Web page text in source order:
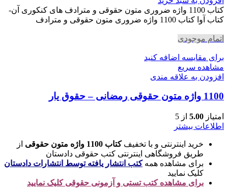
730,000 تومان
بود.
642,400 تومان
است.
کتاب 1100 واژه ضروری متون حقوقی و مترادف های کنکوری آن-
کتاب آوا کتاب 1100 واژه ضروری متون حقوقی و مترادف
اتمام موجودی
برای مقایسه اضافه کنید
مشاهده سریع
افزودن به علاقه مندی
1100 واژه متون حقوقی رمضانی – حقوق یار
امتیاز 5.00 از 5
اطلاعات بیشتر
خرید اینترنتی و با تخفیفکتاب 1100 واژه متون حقوقی
از
طریق فروشگاهی اینترنتی کتب حقوقی دادستان
برای مشاهده همهکتب انتشار یافته توسط انتشارات دادستان
کلیک نمایید
برای مشاهده کتب تستی و آزمونی حقوقی کلیک نمایید